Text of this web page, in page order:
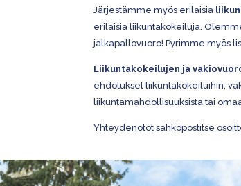
Järjestämme myös erilaisia
erilaisia liikuntakokeiluja.
jalkapallovuoro! Pyrimme myös
Liikuntakokeilujen ja
ehdotukset liikuntakokeiluihin,
liikuntamahdollisuuksista tai
Yhteydenotot sähköpostitse